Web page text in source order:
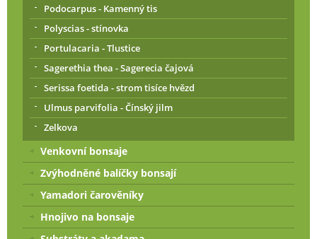
Podocarpus - Kamenný tis
Polyscias - stínovka
Portulacaria - Tlustice
Sagerethia thea - Sagerecia čajová
Serissa foetida - strom tisíce hvězd
Ulmus parvifolia - Čínský jilm
Zelkova
Venkovní bonsaje
Zvýhodněné balíčky bonsají
Yamadori čarověníky
Hnojivo na bonsaje